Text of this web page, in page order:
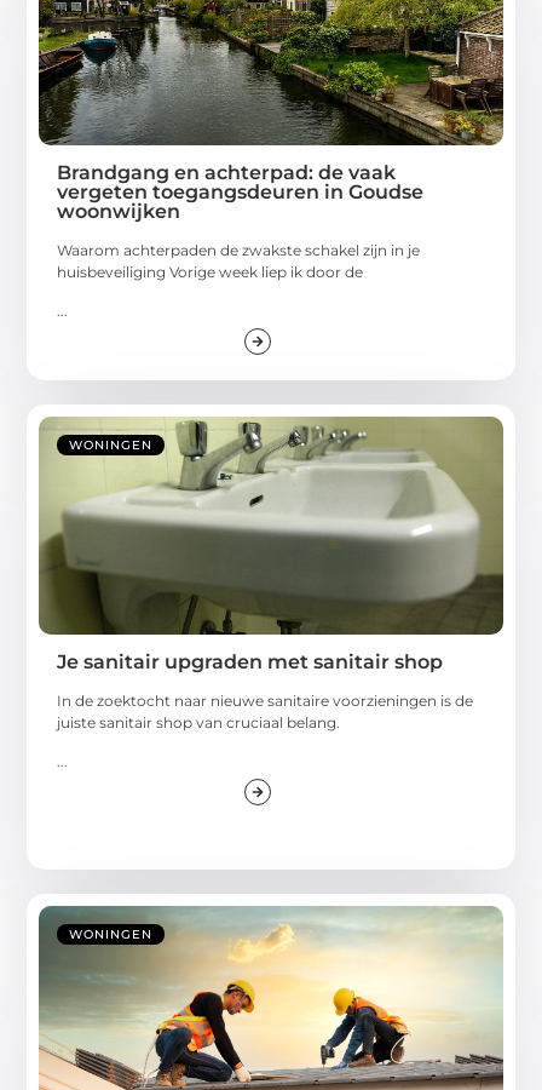
Brandgang en achterpad: de vaak
vergeten toegangsdeuren in Goudse
woonwijken
Waarom achterpaden de zwakste schakel zijn in je
huisbeveiliging Vorige week liep ik door de
WONINGEN
Je sanitair upgraden met sanitair shop
In de zoektocht naar nieuwe sanitaire voorzieningen is de
juiste sanitair shop van cruciaal belang.
...
WONINGEN